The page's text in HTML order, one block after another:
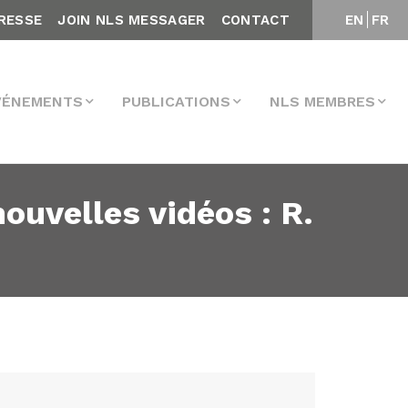
EN FR
JOIN NLS MESSAGER CONTACT
PUBLICATIONS NLS MEMBRES
vidéos : R.